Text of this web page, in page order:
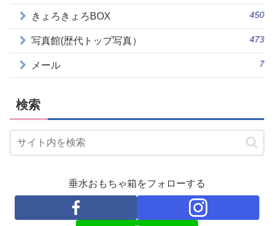
きょろきょろBOX 450
写真館(歴代トップ写真） 473
メール 7
検索
垂水おもちゃ箱をフォローする